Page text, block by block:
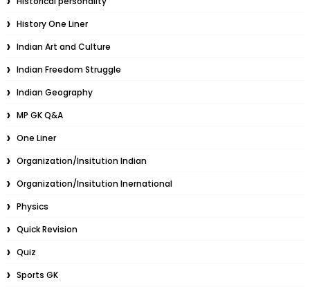
History One Liner
Indian Art and Culture
Indian Freedom Struggle
Indian Geography
MP GK Q&A
One Liner
Organization/Insitution Indian
Organization/Insitution Inernational
Physics
Quick Revision
Quiz
Sports GK